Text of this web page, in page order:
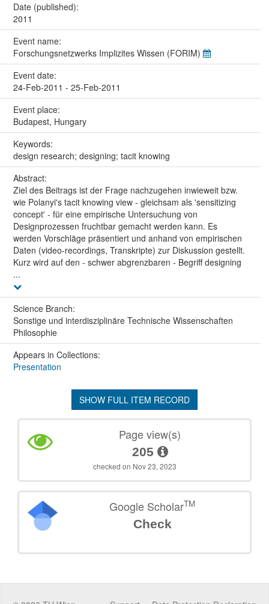
Date (published):
2011
Event name:
Forschungsnetzwerks Implizites Wissen (FORIM)
Event date:
24-Feb-2011 - 25-Feb-2011
Event place:
Budapest, Hungary
Keywords:
design research; designing; tacit knowing
Abstract:
Ziel des Beitrags ist der Frage nachzugehen inwieweit bzw.
wie Polanyi's tacit knowing view - gleichsam als 'sensitizing
concept' - für eine empirische Untersuchung von
Designprozessen fruchtbar gemacht werden kann. Es
werden Vorschläge präsentiert und anhand von empirischen
Daten (video-recordings, Transkripte) zur Diskussion gestellt.
Kurz wird auf den - schwer abgrenzbaren - Begriff designing
...
Science Branch:
Sonstige und interdisziplinäre Technische Wissenschaften
Philosophie
Appears in Collections:
Presentation
SHOW FULL ITEM RECORD
Page view(s)
205
checked on Nov 23, 2023
Google ScholarTM
Check